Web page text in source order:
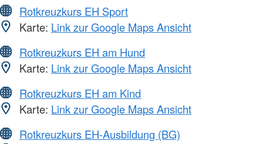
Rotkreuzkurs EH Sport
Karte: Link zur Google Maps Ansicht
Rotkreuzkurs EH am Hund
Karte: Link zur Google Maps Ansicht
Rotkreuzkurs EH am Kind
Karte: Link zur Google Maps Ansicht
Rotkreuzkurs EH-Ausbildung (BG)